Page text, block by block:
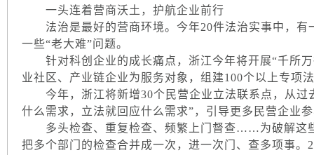
一头连着营商沃土，护航企业前行
法治是最好的营商环境。今年20件法治实事中，有
一些“老大难”问题。
针对科创企业的成长痛点，浙江今年将开展“千所万
业社区、产业链企业为服务对象，组建100个以上专项
今年，浙江将新增30个民营企业立法联系点，从过
什么需求，立法就回应什么需求”，引导更多民营企业
多头检查、重复检查、频繁上门督查……为破解这些
把多个部门的检查合并成一次，进一次门、查多项事。